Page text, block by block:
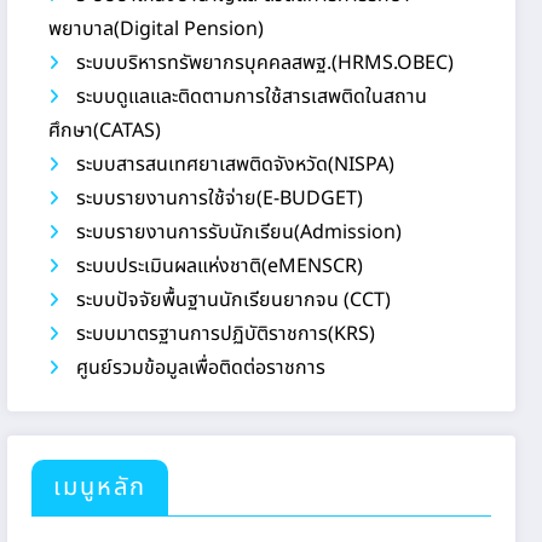
พยาบาล(Digital Pension)
ระบบบริหารทรัพยากรบุคคลสพฐ.(HRMS.OBEC)
ระบบดูแลและติดตามการใช้สารเสพติดในสถาน
ศึกษา(CATAS)
ระบบสารสนเทศยาเสพติดจังหวัด(NISPA)
ระบบรายงานการใช้จ่าย(E-BUDGET)
ระบบรายงานการรับนักเรียน(Admission)
ระบบประเมินผลแห่งชาติ(eMENSCR)
ระบบปัจจัยพื้นฐานนักเรียนยากจน (CCT)
ระบบมาตรฐานการปฏิบัติราชการ(KRS)
ศูนย์รวมข้อมูลเพื่อติดต่อราชการ
เมนูหลัก